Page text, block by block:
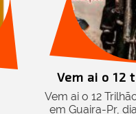
Vem ai o 12
Vem ai o 12
em Guaira-Pr,